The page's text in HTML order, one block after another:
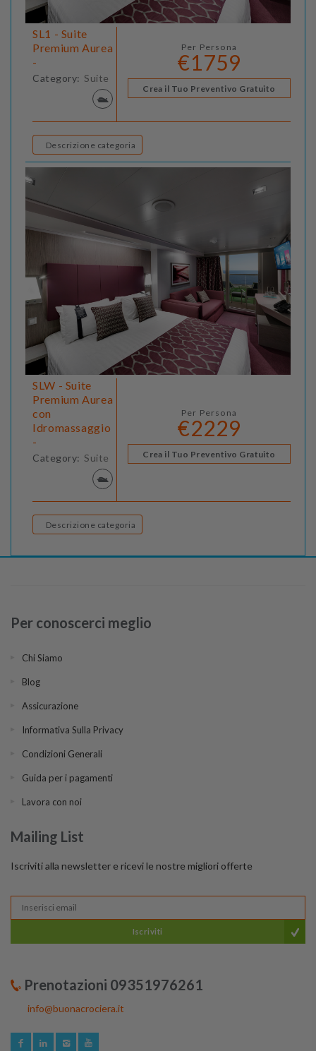
SL1 - Suite
Premium Aurea
-
Category: Suite
Per Persona
€1759
Crea il Tuo Preventivo Gratuito
Descrizione categoria
SLW - Suite
Premium Aurea
con
Idromassaggio
-
Category: Suite
Per Persona
€2229
Crea il Tuo Preventivo Gratuito
Descrizione categoria
Per conoscerci meglio
Chi Siamo
Blog
Assicurazione
Informativa Sulla Privacy
Condizioni Generali
Guida per i pagamenti
Lavora con noi
Mailing List
Iscriviti alla newsletter e ricevi le nostre migliori offerte
Iscriviti
Prenotazioni 09351976261
info@buonacrociera.it